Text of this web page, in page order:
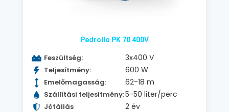
Pedrollo PK 70 400V
Feszültség: 3x400 V
Teljesítmény: 600 W
Emelőmagasság: 62-18 m
Szállítási teljesítmény:5-50 liter/perc
Jótállás 2 év